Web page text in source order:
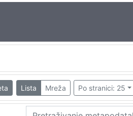
Lista Mreža Po stranici: 25